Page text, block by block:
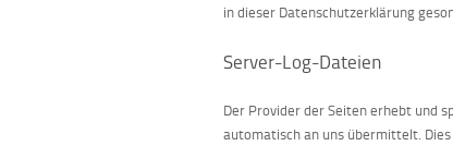
in dieser Datenschutzerklärung
Server-Log-Dateien
Der Provider der Seiten erhebt und
automatisch an uns übermittelt. Dies